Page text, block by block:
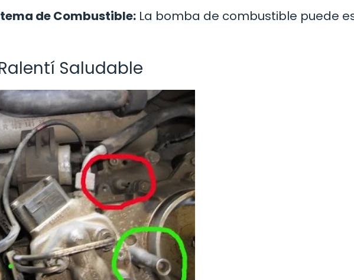
de Combustible: La bomba de combustible puede
Saludable